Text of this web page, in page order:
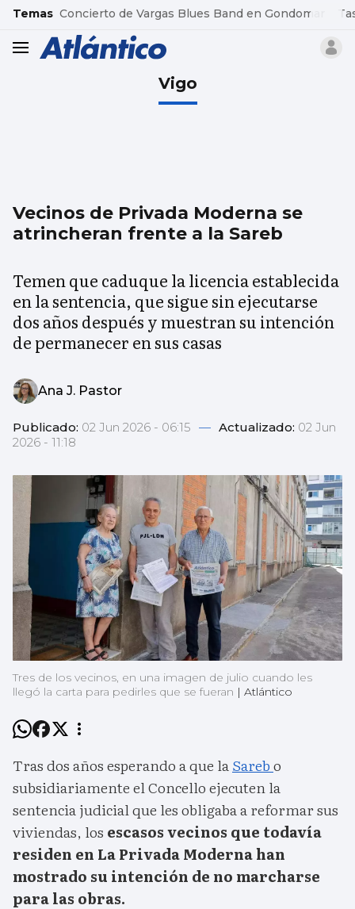
common.go-to-content
Temas Concierto de Vargas Blues Band en Gondomar
header.menu.open
Vigo
Vecinos de Privada Moderna se
atrincheran frente a la Sareb
Temen que caduque la licencia establecida
en la sentencia, que sigue sin ejecutarse
dos años después y muestran su intención
de permanecer en sus casas
Ana J. Pastor
Publicado: 02 Jun 2026 - 06:15 — Actualizado: 02 Jun
2026 - 11:18
Tres de los vecinos, en una imagen de julio cuando les
llegó la carta para pedirles que se fueran | Atlántico
Tras dos años esperando a que laSarebo
subsidiariamente el Concello ejecuten la
sentencia judicial que les obligaba a reformar sus
viviendas, los escasos vecinos que todavía
residen en La Privada Moderna han
mostrado su intención de no marcharse
para las obras.